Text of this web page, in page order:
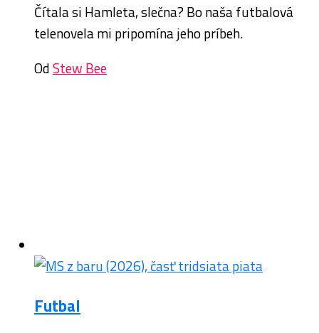
Čítala si Hamleta, slečna? Bo naša futbalová
telenovela mi pripomína jeho príbeh.
OdStew Bee
Futbal